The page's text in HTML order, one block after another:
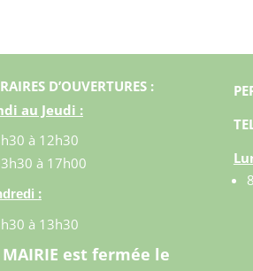
D’OUVERTURES :
au Jeudi :
à 12h30
à 17h00
:
à 13h30
MAIRIE est fermée le